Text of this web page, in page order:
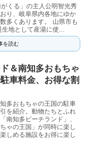
くる」の主人公明智光秀
り、岐阜県内各地にゆか
多くあります。 山県市も
地として産湯に使...
を読む
＆南知多おもちゃ
車料金、お得な割
多おもちゃの王国の駐車
を紹介。動物たちとふれ
南知多ビーチランド」、
ゃの王国」が同時に楽し
しめる施設をお得に楽し